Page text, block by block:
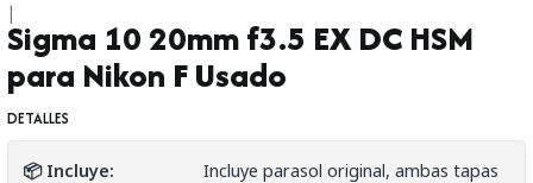
|
Sigma 10 20mm f3.5 EX DC HSM
para Nikon F Usado
DETALLES
📦 Incluye:
Incluye parasol original, ambas tapas